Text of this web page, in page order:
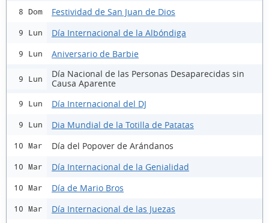
8 Dom Festividad de San Juan de Dios
9 Lun Día Internacional de la Albóndiga
9 Lun Aniversario de Barbie
9 Lun
Día Nacional de las Personas Desaparecidas sin
Causa Aparente
9 Lun Día Internacional del DJ
9 Lun Dia Mundial de la Totilla de Patatas
10 Mar Día del Popover de Arándanos
10 Mar Día Internacional de la Genialidad
10 Mar Día de Mario Bros
10 Mar Día Internacional de las Juezas